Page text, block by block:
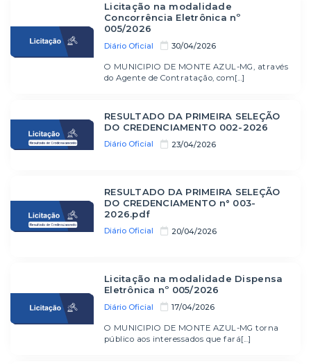
Diário Oficial 30/04/2026
Licitação na modalidade
Concorrência Eletrônica nº
005/2026
O MUNICIPIO DE MONTE AZUL-MG, através
do Agente de Contratação, com[...]
Diário Oficial 23/04/2026
RESULTADO DA PRIMEIRA SELEÇÃO
DO CREDENCIAMENTO 002-2026
Diário Oficial 20/04/2026
RESULTADO DA PRIMEIRA SELEÇÃO
DO CREDENCIAMENTO n° 003-
2026.pdf
Diário Oficial 17/04/2026
Licitação na modalidade Dispensa
Eletrônica nº 005/2026
O MUNICIPIO DE MONTE AZUL-MG torna
público aos interessados que fará[...]